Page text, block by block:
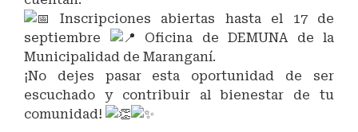
Inscripciones abiertas hasta el 17 de
septiembre
Oficina de DEMUNA de la
Municipalidad de Maranganí.
¡No dejes pasar esta oportunidad de ser
escuchado y contribuir al bienestar de tu
comunidad!